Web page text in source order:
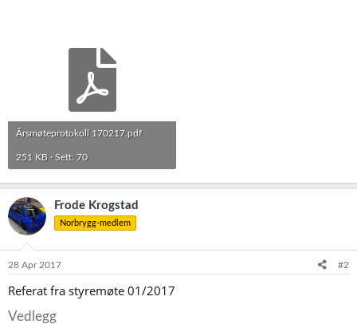
Årsmøteprotokoll 170217.pdf
251 KB · Sett: 70
Frode Krogstad
Norbrygg-medlem
28 Apr 2017 #2
Referat fra styremøte 01/2017
Vedlegg